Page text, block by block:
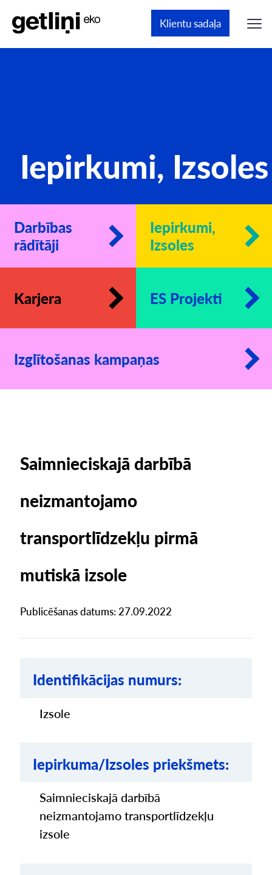
Klientu sadaļa
Iepirkumi, Izsoles
Darbības
rādītāji
Iepirkumi,
Izsoles
Karjera ES Projekti
Izglītošanas kampaņas
Saimnieciskajā darbībā
neizmantojamo
transportlīdzekļu pirmā
mutiskā izsole
Publicēšanas datums: 27.09.2022
Identifikācijas numurs:
Izsole
Iepirkuma/Izsoles priekšmets:
Saimnieciskajā darbībā
neizmantojamo transportlīdzekļu
izsole